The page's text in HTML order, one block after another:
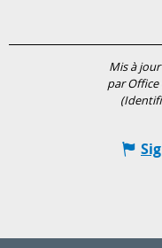
Mis à jour
par Office